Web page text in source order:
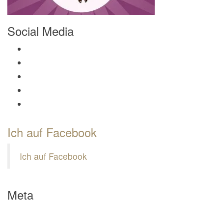
Social Media
Ich auf Facebook
Ich auf Facebook
Meta